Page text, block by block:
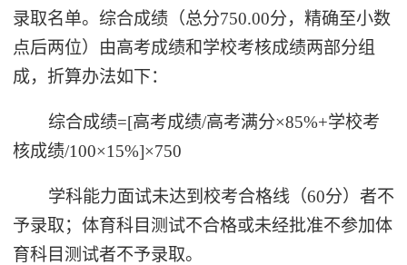
录取名单。综合成绩（总分750.00分，精确至小数
点后两位）由高考成绩和学校考核成绩两部分组
成，折算办法如下：
综合成绩=[高考成绩/高考满分×85%+学校考
核成绩/100×15%]×750
学科能力面试未达到校考合格线（60分）者不
予录取；体育科目测试不合格或未经批准不参加体
育科目测试者不予录取。